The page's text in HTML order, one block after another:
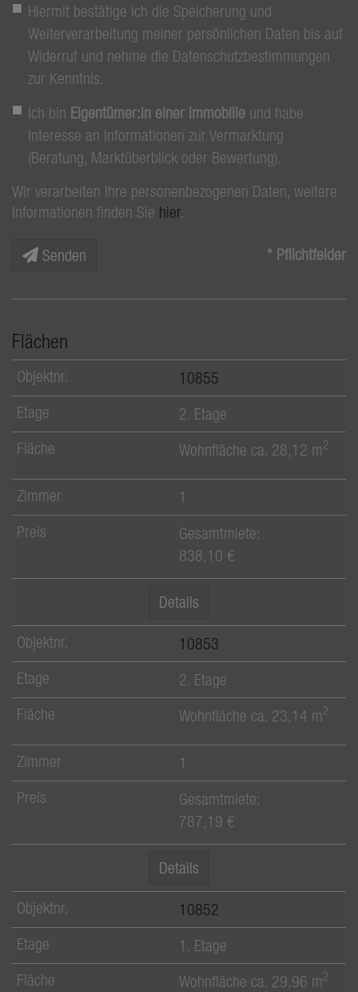
Hiermit bestätige ich die Speicherung und
Weiterverarbeitung meiner persönlichen Daten bis auf
Widerruf und nehme die Datenschutzbestimmungen
zur Kenntnis.
Ich bin Eigentümer:in einer Immobilie und habe
Interesse an Informationen zur Vermarktung
(Beratung, Marktüberblick oder Bewertung).
Wir verarbeiten Ihre personenbezogenen Daten, weitere
Informationen finden Sie hier.
Senden * Pflichtfelder
Flächen
10855
2. Etage
Wohnfläche ca. 28,12 m2
1
Gesamtmiete:
838,10 €
Details
10853
2. Etage
Wohnfläche ca. 23,14 m2
1
Gesamtmiete:
787,19 €
Details
10852
1. Etage
Wohnfläche ca. 29,96 m2